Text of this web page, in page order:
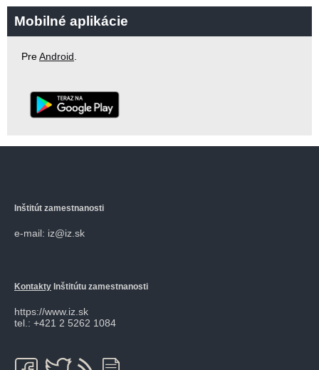
Mobilné aplikácie
PreAndroid.
Inštitút zamestnanosti
e-mail: iz@iz.sk
Kontakty Inštitútu zamestnanosti
https://www.iz.sk
tel.: +421 2 5262 1084